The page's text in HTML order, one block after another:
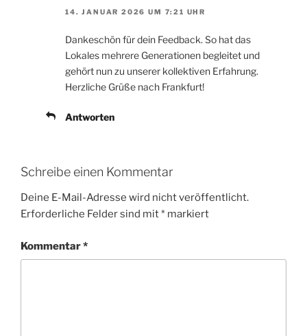
14. JANUAR 2026 UM 7:21 UHR
Dankeschön für dein Feedback. So hat das
Lokales mehrere Generationen begleitet und
gehört nun zu unserer kollektiven Erfahrung.
Herzliche Grüße nach Frankfurt!
Antworten
Schreibe einen Kommentar
Deine E-Mail-Adresse wird nicht veröffentlicht.
Erforderliche Felder sind mit* markiert
Kommentar*